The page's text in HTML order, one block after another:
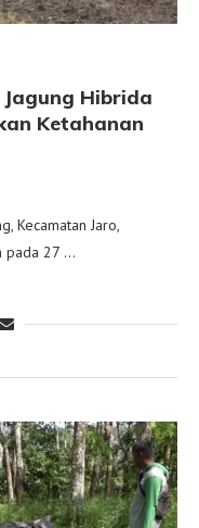
Hibrida
Ketahanan
Kecamatan Jaro,
pada 27 …